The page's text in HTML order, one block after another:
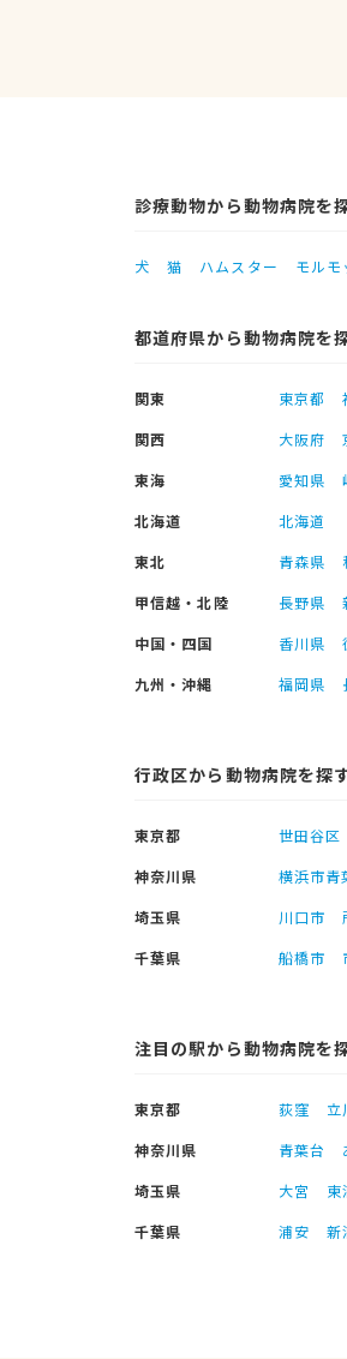
診療動物から動物病院を
犬 猫 ハムスター モルモ
都道府県から動物病院を
関東 東京都
関西
大阪府
東海
愛知県
北海道
北海道
東北
青森県
甲信越・北陸
長野県
中国・四国
香川県
九州・沖縄
福岡県
行政区から動物病院を探
東京都 世田谷区
神奈川県
横浜市青
埼玉県
川口市
千葉県
船橋市
注目の駅から動物病院を
東京都 荻窪 立
神奈川県
青葉台
埼玉県
大宮 東
千葉県
浦安 新